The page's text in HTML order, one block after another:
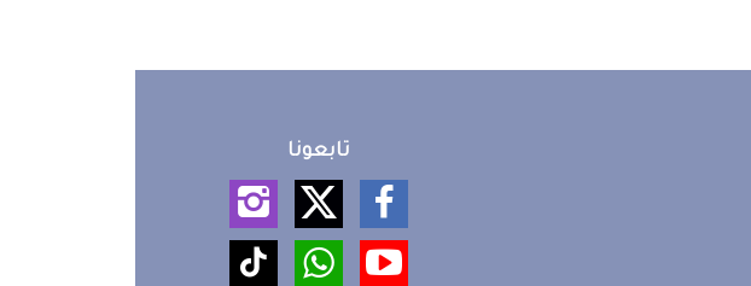
تابعونا